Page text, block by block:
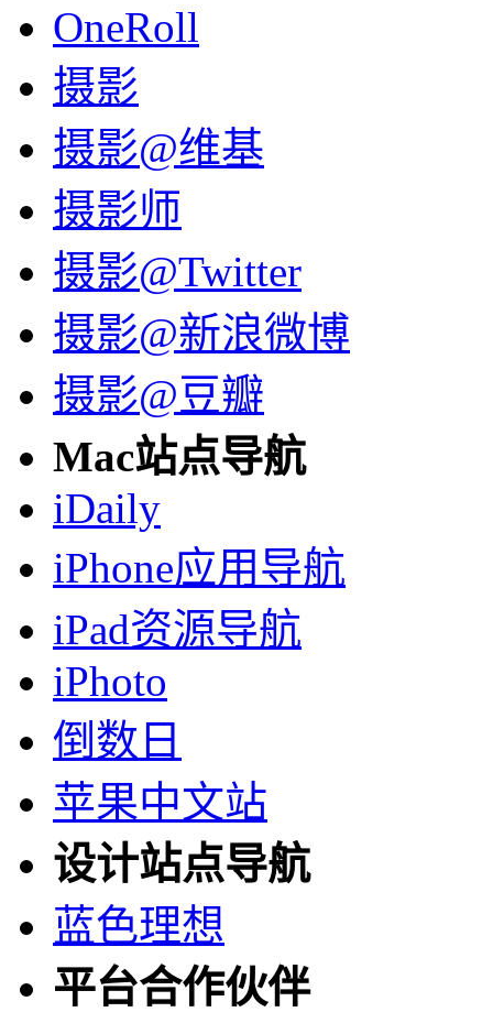
OneRoll
摄影
摄影@维基
摄影师
摄影@Twitter
摄影@新浪微博
摄影@豆瓣
Mac站点导航
iDaily
iPhone应用导航
iPad资源导航
iPhoto
倒数日
苹果中文站
设计站点导航
蓝色理想
平台合作伙伴